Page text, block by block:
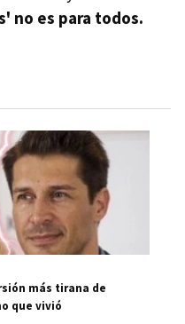
no es para todos.
más tirana de
que vivió